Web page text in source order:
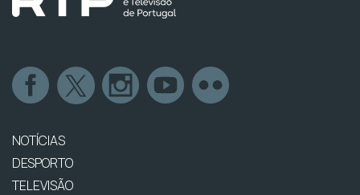
NOTÍCIAS
DESPORTO
TELEVISÃO